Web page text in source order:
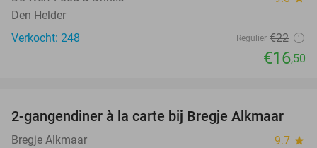
Den Helder
Verkocht: 248
Regulier €22
€16,50
12%
2-gangendiner à la carte bij Bregje Alkmaar
Bregje Alkmaar 9.7 star